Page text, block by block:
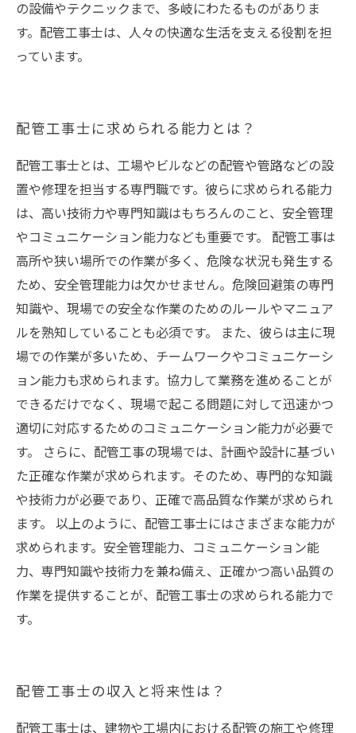
の設備やテクニックまで、多岐にわたるものがありま
す。配管工事士は、人々の快適な生活を支える役割を担
っています。
配管工事士に求められる能力とは？
配管工事士とは、工場やビルなどの配管や管路などの設
置や修理を担当する専門職です。彼らに求められる能力
は、高い技術力や専門知識はもちろんのこと、安全管理
やコミュニケーション能力なども重要です。 配管工事は
高所や狭い場所での作業が多く、危険な状況も発生する
ため、安全管理能力は欠かせません。危険回避策の専門
知識や、現場での安全な作業のためのルールやマニュア
ルを熟知していることも必須です。 また、彼らは主に現
場での作業が多いため、チームワークやコミュニケーシ
ョン能力も求められます。協力して業務を進めることが
できるだけでなく、現場で起こる問題に対して迅速かつ
適切に対応するためのコミュニケーション能力が必要で
す。 さらに、配管工事の現場では、計画や設計に基づい
た正確な作業が求められます。そのため、専門的な知識
や技術力が必要であり、正確で高品質な作業が求められ
ます。 以上のように、配管工事士にはさまざまな能力が
求められます。安全管理能力、コミュニケーション能
力、専門知識や技術力を兼ね備え、正確かつ高い品質の
作業を提供することが、配管工事士の求められる能力で
す。
配管工事士の収入と将来性は？
配管工事士は、建物や工場内における配管の施工や修理